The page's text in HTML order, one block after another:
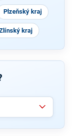
Plzeňský kraj
kraj